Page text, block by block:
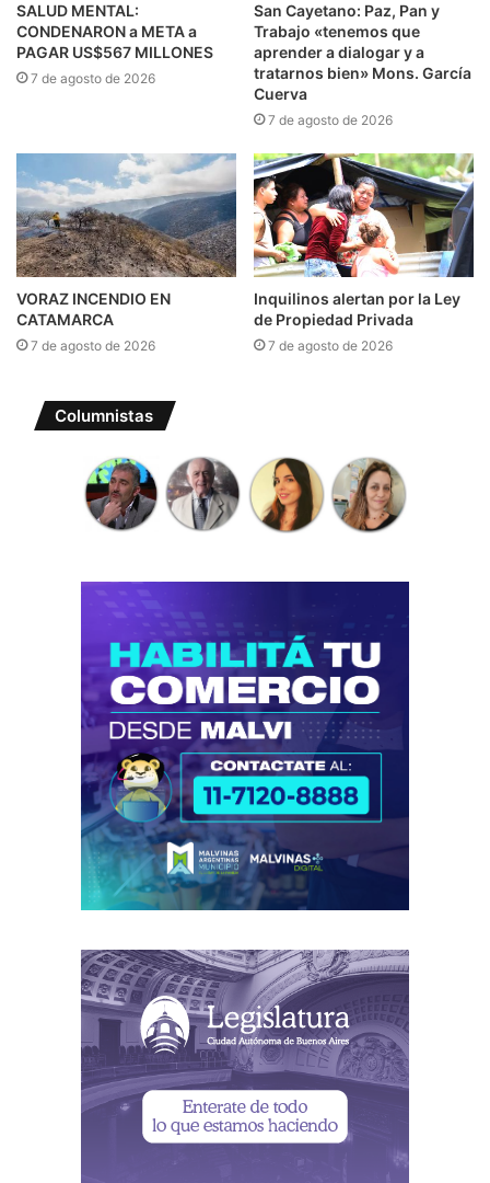
SALUD MENTAL:
CONDENARON a META a
PAGAR US$567 MILLONES
7 de agosto de 2026
San Cayetano: Paz, Pan y
Trabajo «tenemos que
aprender a dialogar y a
tratarnos bien» Mons. García
Cuerva
7 de agosto de 2026
VORAZ INCENDIO EN
CATAMARCA
7 de agosto de 2026
Inquilinos alertan por la Ley
de Propiedad Privada
7 de agosto de 2026
Columnistas